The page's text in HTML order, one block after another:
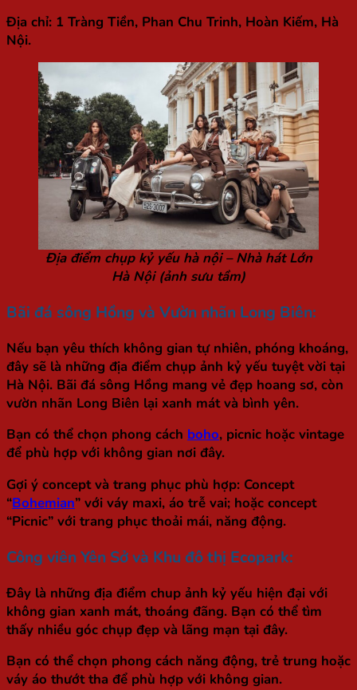
Địa chỉ: 1 Tràng Tiền, Phan Chu Trinh, Hoàn Kiếm, Hà
Nội.
Địa điểm chụp kỷ yếu hà nội – Nhà hát Lớn
Hà Nội (ảnh sưu tầm)
Bãi đá sông Hồng và Vườn nhãn Long Biên:
Nếu bạn yêu thích không gian tự nhiên, phóng khoáng,
đây sẽ là những địa điểm chụp ảnh kỷ yếu tuyệt vời tại
Hà Nội. Bãi đá sông Hồng mang vẻ đẹp hoang sơ, còn
vườn nhãn Long Biên lại xanh mát và bình yên.
Bạn có thể chọn phong cách boho, picnic hoặc vintage
để phù hợp với không gian nơi đây.
Gợi ý concept và trang phục phù hợp: Concept
“Bohemian” với váy maxi, áo trễ vai; hoặc concept
“Picnic” với trang phục thoải mái, năng động.
Công viên Yên Sở và Khu đô thị Ecopark:
Đây là những địa điểm chup ảnh kỷ yếu hiện đại với
không gian xanh mát, thoáng đãng. Bạn có thể tìm
thấy nhiều góc chụp đẹp và lãng mạn tại đây.
Bạn có thể chọn phong cách năng động, trẻ trung hoặc
váy áo thướt tha để phù hợp với không gian.